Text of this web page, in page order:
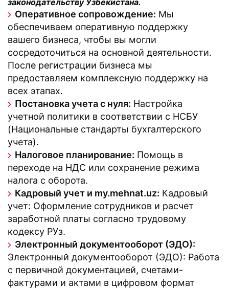
законодательству Узбекистана.
Оперативное сопровождение: Мы
обеспечиваем оперативную поддержку
вашего бизнеса, чтобы вы могли
сосредоточиться на основной деятельности.
После регистрации бизнеса мы
предоставляем комплексную поддержку на
всех этапах.
Постановка учета с нуля: Настройка
учетной политики в соответствии с НСБУ
(Национальные стандарты бухгалтерского
учета).
Налоговое планирование: Помощь в
переходе на НДС или сохранение режима
налога с оборота.
Кадровый учет и my.mehnat.uz: Кадровый
учет: Оформление сотрудников и расчет
заработной платы согласно трудовому
кодексу РУз.
Электронный документооборот (ЭДО):
Электронный документооборот (ЭДО): Работа
с первичной документацией, счетами-
фактурами и актами в цифровом формат